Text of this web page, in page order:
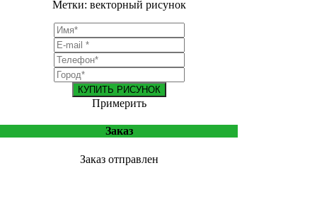
Метки: векторный рисунок
КУПИТЬ РИСУНОК
Примерить
Заказ
Заказ отправлен